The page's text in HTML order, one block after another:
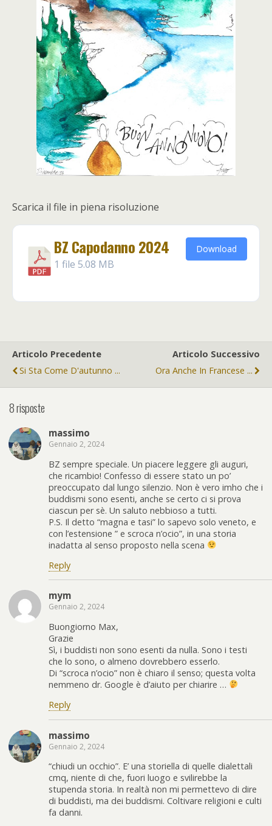
Scarica il file in piena risoluzione
BZ Capodanno 2024
1 file 5.08 MB
Download
Articolo Precedente
Si Sta Come D'autunno ...
Articolo Successivo
Ora Anche In Francese ...
8 risposte
massimo
Gennaio 2, 2024
BZ sempre speciale. Un piacere leggere gli auguri,
che ricambio! Confesso di essere stato un po’
preoccupato dal lungo silenzio. Non è vero imho che i
buddismi sono esenti, anche se certo ci si prova
ciascun per sè. Un saluto nebbioso a tutti.
P.S. Il detto “magna e tasi” lo sapevo solo veneto, e
con l’estensione ” e scroca n’ocio”, in una storia
inadatta al senso proposto nella scena
Reply
mym
Gennaio 2, 2024
Buongiorno Max,
Grazie
Sì, i buddisti non sono esenti da nulla. Sono i testi
che lo sono, o almeno dovrebbero esserlo.
Di “scroca n’ocio” non è chiaro il senso; questa volta
nemmeno dr. Google è d’aiuto per chiarire …
Reply
massimo
Gennaio 2, 2024
“chiudi un occhio”. E’ una storiella di quelle dialettali
cmq, niente di che, fuori luogo e svilirebbe la
stupenda storia. In realtà non mi permettevo di dire
di buddisti, ma dei buddismi. Coltivare religioni e culti
fa danni.